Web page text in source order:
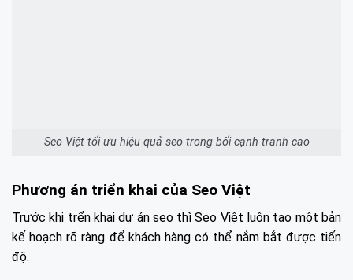
Seo Việt tối ưu hiệu quả seo trong bối cạnh tranh cao
Phương án triển khai của Seo Việt
Trước khi trển khai dự án seo thì Seo Việt luôn tạo một bản
kế hoạch rõ ràng để khách hàng có thể nắm bắt được tiến
độ.